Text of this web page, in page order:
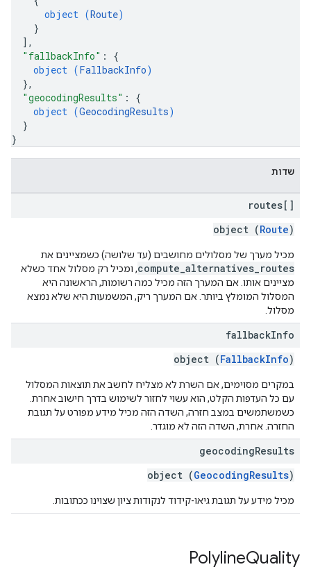
object (Route)
}
] ,
"fallbackInfo" : {
object (FallbackInfo)
},
"geocodingResults" : {
object (GeocodingResults)
}
}
שדות
routes[]
object (Route)
מכיל מערך של מסלולים מחושבים (עד שלושה) כשמציינים את
compute_alternatives_routes, ומכיל רק מסלול אחד כשלא
מציינים אותו. אם המערך הזה מכיל כמה רשומות, הראשונה היא
המסלול המומלץ ביותר. אם המערך ריק, המשמעות היא שלא נמצא
מסלול.
fallbackInfo
object (FallbackInfo)
במקרים מסוימים, אם השרת לא מצליח לחשב את תוצאות המסלול
עם כל העדפות הקלט, הוא עשוי לחזור לשימוש בדרך חישוב אחרת.
כשמשתמשים במצב חזרה, השדה הזה מכיל מידע מפורט על תגובת
החזרה. אחרת, השדה הזה לא מוגדר.
geocodingResults
object (GeocodingResults)
מכיל מידע על תגובת גיאו-קידוד לנקודות ציון שצוינו ככתובות.
PolylineQuality